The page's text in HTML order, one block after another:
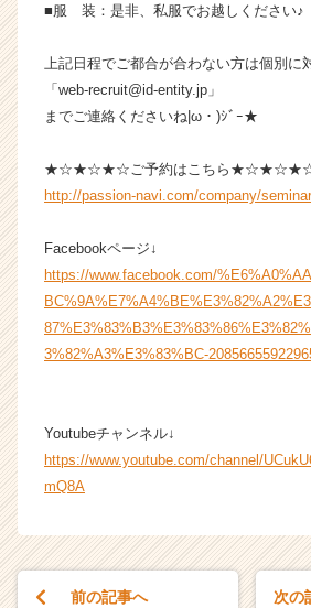
e
C
a
r
e
r）
■服 装：是非、私服でお越しください♪
上記日程でご都合が合わない方は個別に
「web-recruit@id-entity.jp」
までご連絡くださいね|ω・)ｼﾞｰ★
★☆★☆★☆ご予約はこちら
http://passion-navi.com/company/
Facebookページ↓
https://www.facebook.com/
3%82%A3%E3%83%BC-
Youtubeチャンネル↓
https://www.youtube.com/channel/
mQ8A
前の記事へ 次の